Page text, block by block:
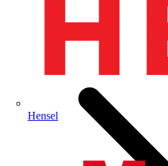
Hensel